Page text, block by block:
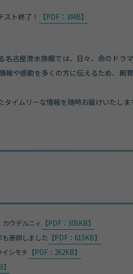
ト終了！ 【PDF：3MB】
名古屋港水族館では、日々、命のドラ
報や感動を多くの方に伝えるため、飼
イムリーな情報を随時お届けいたしま
ウデルニィ
【PDF：305KB】
産卵しました 【PDF：615KB】
シモチ 【PDF：262KB】